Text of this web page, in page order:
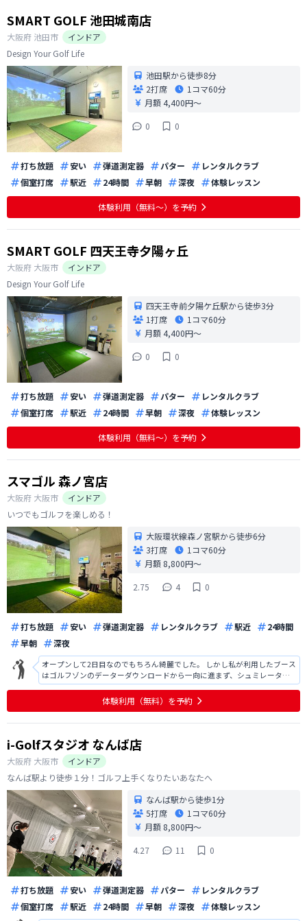
SMART GOLF 池田城南店
大阪府 池田市
インドア
Design Your Golf Life
池田駅から徒歩8分
2打席
1コマ60分
月額 4,400円〜
0
0
打ち放題 安い 弾道測定器 パター
レンタルクラブ
個室打席
駅近 24時間 早朝 深夜 体験レッスン
体験利用（無料〜）を予約
SMART GOLF 四天王寺夕陽ヶ丘
大阪府 大阪市
インドア
Design Your Golf Life
四天王寺前夕陽ケ丘駅から徒歩3分
1打席
1コマ60分
月額 4,400円〜
0
0
打ち放題 安い 弾道測定器 パター
レンタルクラブ
個室打席
駅近 24時間 早朝 深夜 体験レッスン
体験利用（無料〜）を予約
スマゴル 森ノ宮店
大阪府 大阪市
インドア
いつでもゴルフを楽しめる！
大阪環状線森ノ宮駅から徒歩6分
3打席
1コマ60分
月額 8,800円〜
2.75
4 0
打ち放題 安い 弾道測定器 レンタルクラブ 駅近
24時間
早朝
深夜
オープンして2日目なのでもちろん綺麗でした。 しかし私が利用したブース
はゴルフゾンのデーターダウンロードから一向に進まず、シュミレーター
を時間内利用できませんでした。 無人だとしてもオープン数日はスタッフ
が当たり前にいると思ってましたがいませんでした。ゴルフメドレーから
トライアル予約をしましたが、
体験利用（無料）を予約
i-Golfスタジオ なんば店
大阪府 大阪市
インドア
なんば駅より徒歩１分！ゴルフ上手くなりたいあなたへ
なんば駅から徒歩1分
5打席
1コマ60分
月額 8,800円〜
4.27
11 0
打ち放題 安い 弾道測定器 パター
レンタルクラブ
個室打席
駅近 24時間 早朝 深夜 体験レッスン